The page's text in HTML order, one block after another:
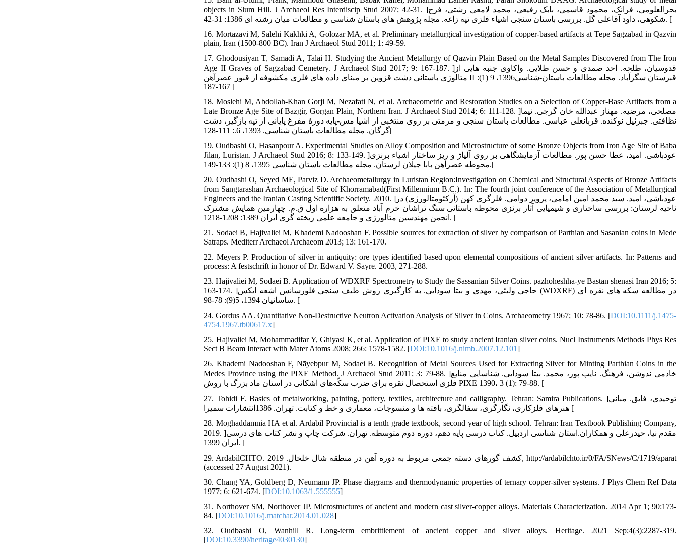
objects in Slum Hill. J Archaeol Res Interdiscip Stud 2007; 42-31. ]بحرالعلومی، فرانک، محمود قاسمی، بابک رفیعی، محمد لامعی رشتی، فرح
شکوهی، داود آقاعلی گل. بررسی باستان سنجی اشیاء فلزی تپه زاغه. مجله پژوهش های باستان شناسی و مطالعات میان رشته ای 1386: 31-42. [
16. Mortazavi M, Salehi Kakhki A, Golozar MA, et al. Preliminary metallurgical investigation of copper-based artifacts at Tepe Sagzabad in Qazvin
plain, Iran (1500-800 BC). Iran J Archaeol Stud 2011; 1: 49-59.
17. Ghodousiyan T, Samadi A, Talai H. Studying the Ancient Metallurgy of Qazvin Plain Based on the Metal Samples Discovered from The Iron
Age II Graves of Sagzabad Cemetery. J Archaeol Stud 2017; 9: 167-187. ]قدوسیان، طلحه. احد صمدی و حسن طلایی. واکاوی جنبه هایی از
متالوژی باستانی دشت قزوین بر مبنای داده های فلزی مکشوفه از قبور عصرآهن II قبرستان سگزآباد. مجله مطالعات باستان-شناسی1396، 9 (1):
167-187 [
18. Moslehi M, Abdollah-Khan Gorji M, Nezafati N, et al. Archaeometric and Restoration Studies on a Selection of Copper-Base Artifacts from a
Late Bronze Age Site of Bazgir, Gorgan Plain, Northern Iran. J Archaeol Stud 2014; 6: 111-128. ]مصلحی، مرضیه. مهناز عبدالله خان گرجی. نیما
نظافتی. جبرئیل نوکنده. قربانعلی عباسی. مطالعات باستان سنجی و مرمتی بر روی منتخبی از اشیا مس-پایه دورۀ مفرغ پایانی از تپه بازگیر، دشت
گرگان. مجله مطالعات باستان شناسی. 1393، 6.: 111-128[
19. Oudbashi O, Hasanpour A. Experimental Studies on Alloy Composition and Microstructure of some Bronze Objects from Iron Age Site of Baba
Jilan, Luristan. J Archaeol Stud 2016; 8: 133-149. ]عودباشی. امید، عطا حسن پور. مطالعات آزمایشگاهی بر روی آلیاژ و ریز ساختار اشیاء برنزی
محوطه عصرآهن بابا جیلان لرستان. مجله مطالعات باستان شناسی 1395، 8 (1): 133-149.[
20. Oudbashi O, Seyed ME, Parviz D. Archaeometallurgy in Luristan Region:Investigation on Chemical and Structural Aspects of Bronze Artifacts
from Sangtarashan Archaeological Site of Khorramabad(First Millennium B.C.). In: The fourth joint conference of the Association of Metallurgical
Engineers and the Iranian Casting Scientific Society. 2010. ]عودباشی، امید. سید محمد امین امامی، پرویز دوامی. فلزگری کهن (آرکئومتالورژی) در
ناحیه لرستان: بررسی ساختاری و شیمیایی آثار برنزی محوطه باستانی سنگ تراشان خرم آباد متعلق به هزاره اول ق.م. چهارمین همایش مشترک
انجمن مهندسین متالورژی و جامعه علمی ریخته گری ایران 1389: 1208-1218. [
21. Sodaei B, Hajivaliei M, Khademi Nadooshan F. Possible sources for extraction of silver by comparison of Parthian and Sasanian coins in Mede
Satraps. Mediterr Archaeol Archaeom 2013; 13: 161-170.
22. Meyers P. Production of silver in antiquity: ore types identified based upon elemental compositions of ancient silver artifacts. In: Patterns and
process: A festschrift in honor of Dr. Edward V. Sayre. 2003, 271-288.
23. Hajivaliei M, Sodaei B. Application of WDXRF Spectrometry to Study the Sassanian Silver Coins. pazhoheshha-ye Bastan shenasi Iran 2016; 5:
163-174. ]حاجی ولیئی، مهدی و بیتا سودایی. به کارگیری روش طیف سنجی فلورسانس اشعه ایکس (WDXRF) در مطالعه سکه های نقره ای
ساسانیان 1394، 5(9): 78-98. [
24. Gordus AA. Quantitative Non-Destructive Neutron Activation Analysis of Silver in Coins. Archaeometry 1967; 10: 78-86. [DOI:10.1111/j.1475-
4754.1967.tb00617.x]
25. Hajivaliei M, Mohammadifar Y, Ghiyasi K, et al. Application of PIXE to study ancient Iranian silver coins. Nucl Instruments Methods Phys Res
Sect B Beam Interact with Mater Atoms 2008; 266: 1578-1582. [DOI:10.1016/j.nimb.2007.12.101]
26. Khademi Nadooshan F, Nāyebpur M, Sodaei B. Recognition of Metal Sources Used for Extracting Silver for Minting Parthian Coins in the
Medes Province using the PIXE Method. J Archaeol Stud 2011; 3: 79-88. ]خادمی ندوشن، فرهنگ. نایب پور، محمد. بیتا سودایی. شناسایی منابع
فلزی استحصال نقره برای ضرب سکّه‌های اشکانی در استان ماد بزرگ با روش PIXE 1390، 3 (1): 79-88. [
27. Tohidi F. Basics of metalworking, painting, pottery, textiles, architecture and calligraphy. Tehran: Samira Publications. ]توحیدی، فایق. مبانی
هنرهای فلزکاری، نگارگری، سفالگری، بافته ها و منسوجات، معماری و خط و کتابت. تهران. 1386انتشارات سمیرا [
28. Moghaddamnia HA et al. Ardabil Provincial is a tenth grade textbook, second year of high school. Tehran: Iran Textbook Publishing Company,
2019. ]مقدم نیا، حیدرعلی و همکاران.استان شناسی اردبیل. کتاب درسی پایه دهم، دوره دوم متوسطه. تهران. شرکت چاپ و نشر کتاب های درسی
ایران 1399. [
29. ArdabilCHTO. کشف گورهای دسته جمعی مربوط به دوره آهن در منطقه شال خلخال. 2019, http://ardabilchto.ir/0/FA/SNews/C/1719/aparat
(accessed 27 August 2021).
30. Chang YA, Goldberg D, Neumann JP. Phase diagrams and thermodynamic properties of ternary copper‐silver systems. J Phys Chem Ref Data
1977; 6: 621-674. [DOI:10.1063/1.555555]
31. Northover SM, Northover JP. Microstructures of ancient and modern cast silver-copper alloys. Materials Characterization. 2014 Apr 1; 90:173-
84. [DOI:10.1016/j.matchar.2014.01.028]
32. Oudbashi O, Wanhill R. Long-term embrittlement of ancient copper and silver alloys. Heritage. 2021 Sep;4(3):2287-319.
[DOI:10.3390/heritage4030130]